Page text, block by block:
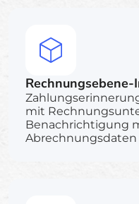
mit
Benachrichtigung